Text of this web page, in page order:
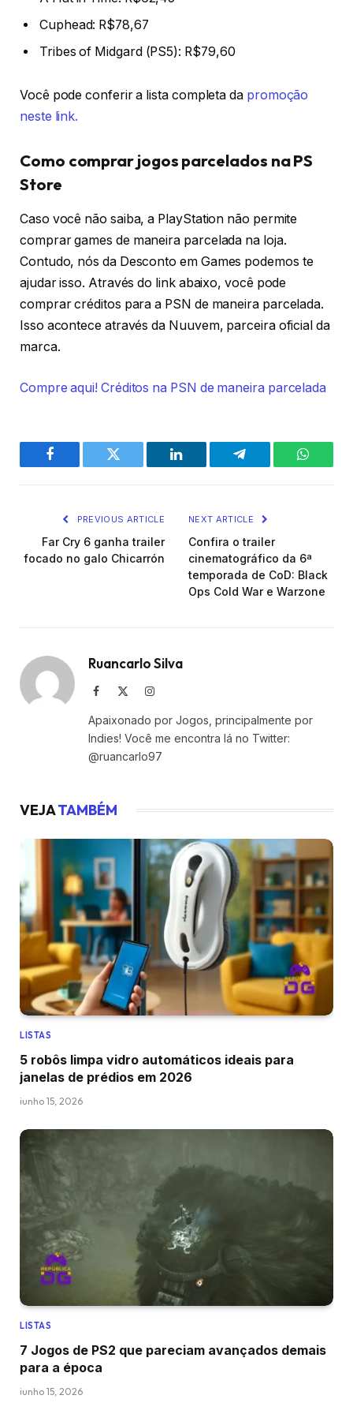
Cuphead: R$78,67
Tribes of Midgard (PS5): R$79,60
Você pode conferir a lista completa da promoção
neste link.
Como comprar jogos parcelados na PS
Store
Caso você não saiba, a PlayStation não permite
comprar games de maneira parcelada na loja.
Contudo, nós da Desconto em Games podemos te
ajudar isso. Através do link abaixo, você pode
comprar créditos para a PSN de maneira parcelada.
Isso acontece através da Nuuvem, parceira oficial da
marca.
Compre aqui! Créditos na PSN de maneira parcelada
Facebook Twitter LinkedIn Telegram
PREVIOUS ARTICLE
Far Cry 6 ganha trailer
focado no galo Chicarrón
NEXT ARTICLE
Confira o trailer
cinematográfico da 6ª
temporada de CoD: Black
Ops Cold War e Warzone
Ruancarlo Silva
Facebook Instagram
Apaixonado por Jogos, principalmente por
Indies! Você me encontra lá no Twitter:
@ruancarlo97
VEJATAMBÉM
LISTAS
5 robôs limpa vidro automáticos ideais para
janelas de prédios em 2026
junho 15, 2026
LISTAS
7 Jogos de PS2 que pareciam avançados demais
para a época
junho 15, 2026